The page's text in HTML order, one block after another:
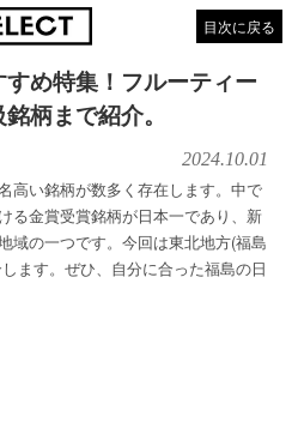
目次に戻る
め特集！フルーティー
柄まで紹介。
2024.10.01
高い銘柄が数多く存在します。中で
る金賞受賞銘柄が日本一であり、新
域の一つです。今回は東北地方(福島
ます。ぜひ、自分に合った福島の日